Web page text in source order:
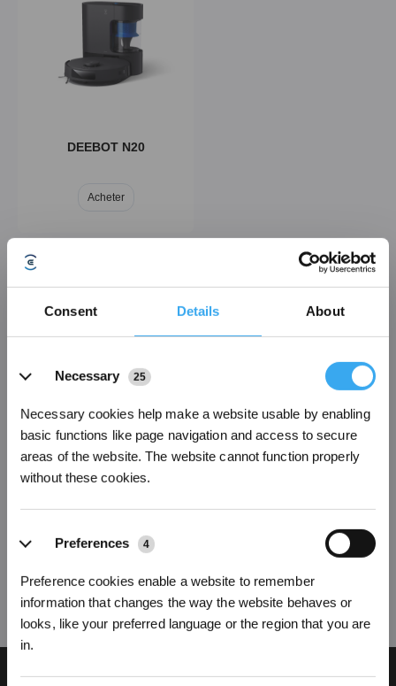
Consent Details About
Necessary
25
Necessary cookies help make a website usable by enabling
basic functions like page navigation and access to secure
areas of the website. The website cannot function properly
without these cookies.
Preferences 4
Preference cookies enable a website to remember
information that changes the way the website behaves or
looks, like your preferred language or the region that you are
in.
Acheter
DEEBOT T30C
DEEBOT N20
Acheter
Gamme DEEBOT mini
Puissance compacte pour les petits espaces
Acheter